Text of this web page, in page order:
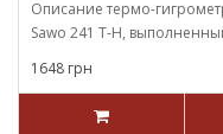
Описание термо-
Sawo 241 T-H,
1648 грн